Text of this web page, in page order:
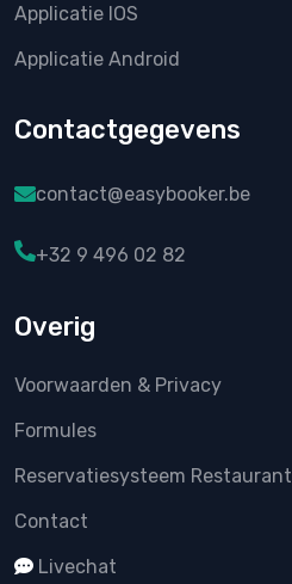
Applicatie IOS
Applicatie Android
Contactgegevens
contact@easybooker.be
+32 9 496 02 82
Overig
Voorwaarden & Privacy
Formules
Reservatiesysteem Restaurant
Contact
Livechat